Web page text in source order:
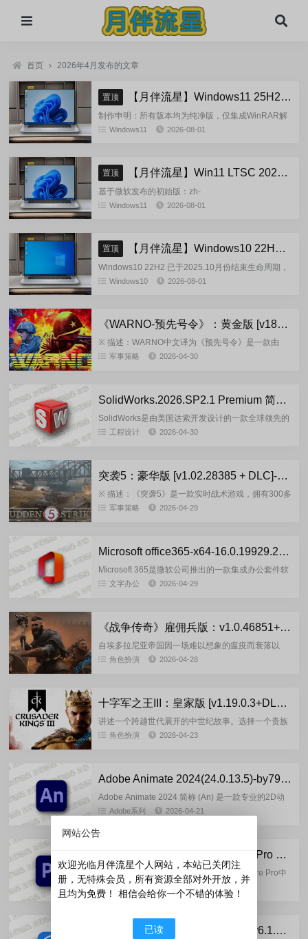
首页 › 2026年4月发布的文章
置顶 【月伴流星】Windows11 25H2 完整+适量精简多合一安装版2026.08
制作申明：所有版本均为纯净版，仅集成WinRAR解
压缩和VBCRedist_x86_x64和系统必须的软件和运
Windows11 2026-08-01
置顶 【月伴流星】Win11 LTSC 2024 完整+适量精简多合一安装版2026.08
基于微软发布的初始版：zh-
Windows11 2026-08-01
置顶 【月伴流星】Windows10 22H2 完整+适量精简多合一安装版2026.08
Windows10 22H2 已于2025.10月份结束生命周期，
官方已经停止技术支持，考虑到22H2尚有大量用
Windows10 2026-08-01
《WARNO-预先号令》：黄金版 [v188908+DLC]-FitGirl 多语言重制版
※ 描述：WARNO中文译为《预先号令》是一款由
Eugen Systems开发的实时战术(RTT)军事模拟游
军事策略 2026-04-30
SolidWorks.2026.SP2.1 Premium 简体中文版
SolidWorks是由美国达索开发设计的一款全球领先的
三维计算机辅助设计软件，被广泛应用于工业设计、
工程设计 2026-04-30
突袭5：豪华版 [v1.02.28385 + DLC]-FitGirl 多语言重制版
※ 描述：《突袭5》是一款实时战术游戏，拥有300多
个可操控单位和史诗般的二战战役，凭借丰富的战术
军事策略 2026-04-29
Microsoft office365-x64-16.0.19929.20090(2026.04) 激活版
Microsoft 365是微软公司推出的一款集成办公套件软
件，整合了Office应用程序、云存储、电子邮件服务
文字办公 2026-04-29
《战争传奇》雇佣兵版：v1.0.46851+DLC-FitGirl 多语言重制版
自埃多拉尼亚帝国因一场难以想象的瘟疫而衰落以
来，已经过去了一百年。如今，荣誉的概念已被雇佣
角色扮演 2026-04-28
十字军之王III：皇家版 [v1.19.0.3+DLC](2026.04.22) 多语言重制版
讲述一个跨越世代展开的中世纪故事。选择一个贵族
家族，带领你的王朝走向辉煌！战争只是彰显权力的
角色扮演 2026-04-23
Adobe Animate 2024(24.0.13.5)-by7997 多语言绿色便携版
Adobe Animate 2024 简称 (An) 是一款专业的2D动
画与交互式内容创作工具，广泛用于网页动画、游戏
Adobe系列 2026-04-21
Adobe Speech to Text Premiere Pro 2026(v2.2.5)-m0nkrus 多语言版
Adobe Speech to Text Premiere 为 Premiere Pro中
的语音转文字插件，可以自动生成视频对话的文字
稿，并为视频添加字幕，以提...
Adobe系列 2026-04-18
酷狗音乐 v20.5.6 去广告纯净版/v6.1.6车机版
网站公告
欢迎光临月伴流星个人网站，本站已关闭注
册，无特殊会员，所有资源全部对外开放，并
且均为免费！ 相信会给你一个不错的体验！
已读